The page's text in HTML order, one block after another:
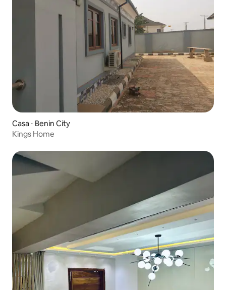
Casa ⋅ Benin City
Kings Home